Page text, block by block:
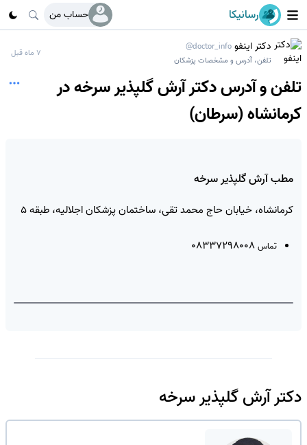
رسانیکا حساب من
دکتر اینفو @doctor_info
تلفن، آدرس و مشخصات پزشکان
7 ماه قبل
تلفن و آدرس دکتر آرش گلپذیر سرخه در
کرمانشاه (سرطان)
مطب آرش گلپذیر سرخه
کرمانشاه، خیابان حاج محمد تقی، ساختمان پزشکان اجلالیه، طبقه 5
تماس
دکتر آرش گلپذیر سرخه